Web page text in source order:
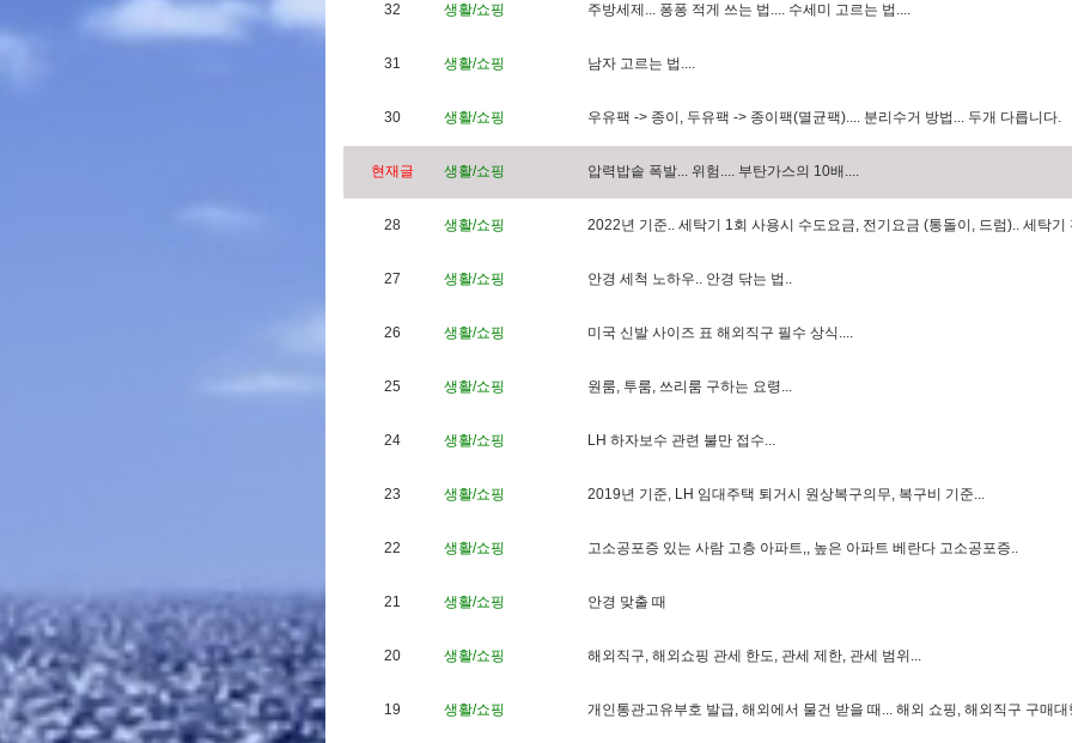
32 생활/쇼핑 주방세 제 ... 퐁퐁 적게 쓰는 법 .... 수세 미 고르는 법 ....
31 생활/쇼핑 남자 고르는 법 ....
30 생활/쇼핑 우유팩 -> 종이 , 두유팩 -> 종이 팩(멸 균팩).... 분리 수거 방법 ... 두개 다릅니 다.
현재글 생활/쇼핑 압력 밥솥 폭발... 위 험 .... 부탄가스의 10배 ....
28 생활/쇼핑 2022년 기 준.. 세 탁기 1회 사용시 수도요금, 전 기 요금 (통돌이 , 드럼).. 세 탁기
27 생활/쇼핑 안경 세 척 노하우.. 안경 닦는 법 ..
26 생활/쇼핑 미 국 신발 사이 즈 표 해 외 직 구 필 수 상식 ....
25 생활/쇼핑 원 룸, 투룸, 쓰리 룸 구하는 요령...
24 생활/쇼핑 LH 하자보수 관련 불만 접 수...
23 생활/쇼핑 2019년 기 준, LH 임대 주택 퇴 거시 원상복구의 무, 복구비 기 준...
22 생활/쇼핑 고소공포증 있는 사람 고층 아파트,, 높은 아파트 베 란다 고소공포증..
21 생활/쇼핑 안경 맞출 때
20 생활/쇼핑 해 외 직 구, 해 외 쇼핑 관세 한도, 관세 제 한, 관세 범위 ...
19 생활/쇼핑 개 인통관고유부호 발급, 해 외 에 서 물건 받을 때 ... 해 외 쇼핑, 해 외 직 구 구매대